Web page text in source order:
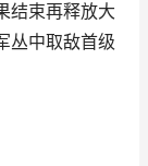
结束再释放大
丛中取敌首级